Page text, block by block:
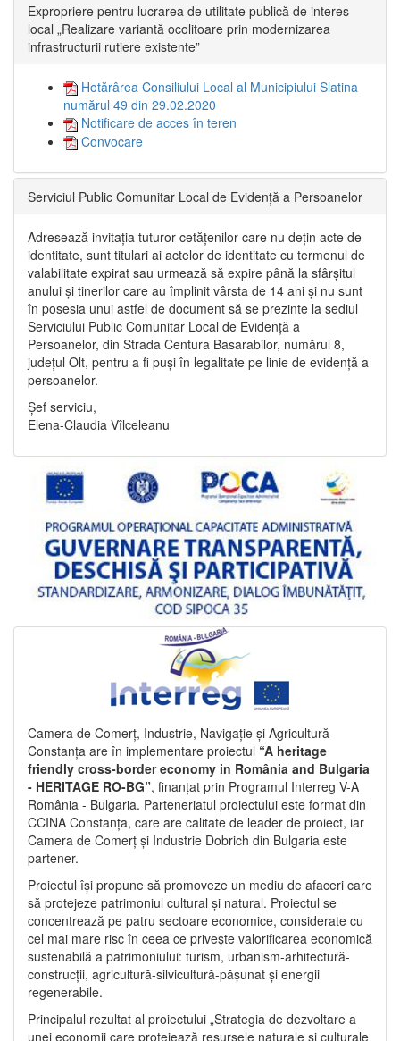
Expropriere pentru lucrarea de utilitate publică de interes
local „Realizare variantă ocolitoare prin modernizarea
infrastructurii rutiere existente”
Hotărârea Consiliului Local al Municipiului Slatina
numărul 49 din 29.02.2020
Notificare de acces în teren
Convocare
Serviciul Public Comunitar Local de Evidență a Persoanelor
Adresează invitația tuturor cetățenilor care nu dețin acte de
identitate, sunt titulari ai actelor de identitate cu termenul de
valabilitate expirat sau urmează să expire până la sfârșitul
anului și tinerilor care au împlinit vârsta de 14 ani și nu sunt
în posesia unui astfel de document să se prezinte la sediul
Serviciului Public Comunitar Local de Evidență a
Persoanelor, din Strada Centura Basarabilor, numărul 8,
județul Olt, pentru a fi puși în legalitate pe linie de evidență a
persoanelor.
Șef serviciu,
Elena-Claudia Vîlceleanu
Camera de Comerț, Industrie, Navigație și Agricultură
Constanța are în implementare proiectul “A heritage
friendly cross-border economy in România and Bulgaria
- HERITAGE RO-BG”, finanțat prin Programul Interreg V-A
România - Bulgaria. Parteneriatul proiectului este format din
CCINA Constanța, care are calitate de leader de proiect, iar
Camera de Comerț și Industrie Dobrich din Bulgaria este
partener.
Proiectul își propune să promoveze un mediu de afaceri care
să protejeze patrimoniul cultural și natural. Proiectul se
concentrează pe patru sectoare economice, considerate cu
cel mai mare risc în ceea ce privește valorificarea economică
sustenabilă a patrimoniului: turism, urbanism-arhitectură-
construcții, agricultură-silvicultură-pășunat și energii
regenerabile.
Principalul rezultat al proiectului „Strategia de dezvoltare a
unei economii care protejează resursele naturale și culturale